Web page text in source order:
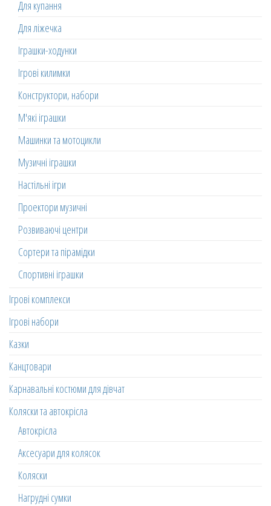
Для купання
Для ліжечка
Іграшки-ходунки
Ігрові килимки
Конструктори, набори
М'які іграшки
Машинки та мотоцикли
Музичні іграшки
Настільні ігри
Проектори музичні
Розвиваючі центри
Сортери та пірамідки
Спортивні іграшки
Ігрові комплекси
Ігрові набори
Казки
Канцтовари
Карнавальні костюми для дівчат
Коляски та автокрісла
Автокрісла
Аксесуари для колясок
Коляски
Нагрудні сумки